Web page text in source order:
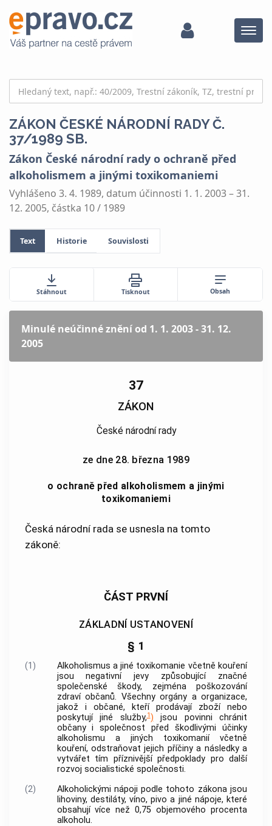
Menu
ZÁKON ČESKÉ NÁRODNÍ RADY Č.
37/1989 SB.
Zákon České národní rady o ochraně před
alkoholismem a jinými toxikomaniemi
Vyhlášeno 3. 4. 1989, datum účinnosti 1. 1. 2003 – 31.
12. 2005, částka 10 / 1989
Text Historie Souvislosti
Stáhnout Tisknout Obsah
Minulé neúčinné zněníod 1. 1. 2003 - 31. 12.
2005
37
ZÁKON
České národní rady
ze dne 28. března 1989
o ochraně před alkoholismem a jinými
toxikomaniemi
Česká národní rada se usnesla na tomto
zákoně:
ČÁST PRVNÍ
ZÁKLADNÍ USTANOVENÍ
§ 1
(1)
Alkoholismus a jiné toxikomanie včetně kouření
jsou negativní jevy způsobující značné
společenské škody, zejména poškozování
zdraví občanů. Všechny orgány a organizace,
jakož i občané, kteří prodávají zboží nebo
poskytují jiné služby,1) jsou povinni chránit
občany i společnost před škodlivými účinky
alkoholismu a jiných toxikomanií včetně
kouření, odstraňovat jejich příčiny a následky a
vytvářet tím příznivější předpoklady pro další
rozvoj socialistické společnosti.
(2)
Alkoholickými nápoji podle tohoto zákona jsou
lihoviny, destiláty, víno, pivo a jiné nápoje, které
obsahují více než 0,75 objemového procenta
alkoholu.